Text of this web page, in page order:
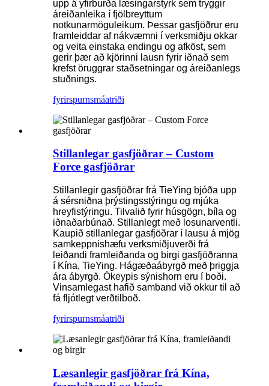
upp á yfirburða læsingarstyrk sem tryggir
áreiðanleika í fjölbreyttum
notkunarmöguleikum. Þessar gasfjöðrur eru
framleiddar af nákvæmni í verksmiðju okkar
og veita einstaka endingu og afköst, sem
gerir þær að kjörinni lausn fyrir iðnað sem
krefst öruggrar staðsetningar og áreiðanlegs
stuðnings.
fyrirspurnsmáatriði
Stillanlegar gasfjöðrar – Custom
Force gasfjöðrar
Stillanlegir gasfjöðrar frá TieYing bjóða upp
á sérsniðna þrýstingsstýringu og mjúka
hreyfistýringu. Tilvalið fyrir húsgögn, bíla og
iðnaðarbúnað. Stillanlegt með losunarventli.
Kaupið stillanlegar gasfjöðrar í lausu á mjög
samkeppnishæfu verksmiðjuverði frá
leiðandi framleiðanda og birgi gasfjöðranna
í Kína, TieYing. Hágæðaábyrgð með þriggja
ára ábyrgð. Ókeypis sýnishorn eru í boði.
Vinsamlegast hafið samband við okkur til að
fá fljótlegt verðtilboð.
fyrirspurnsmáatriði
Læsanlegir gasfjöðrar frá Kína,